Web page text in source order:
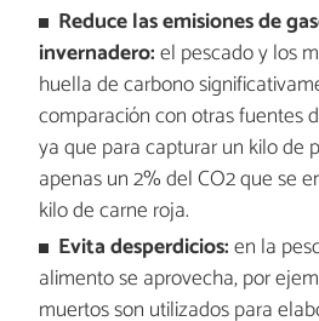
Reduce las emisiones de
invernadero:el pescado y los
huella de carbono
comparación con otras fuentes
ya que para capturar un kilo de
apenas un 2% del CO2 que se
kilo de carne roja.
Evita desperdicios:en la
alimento se aprovecha, por
muertos son utilizados para